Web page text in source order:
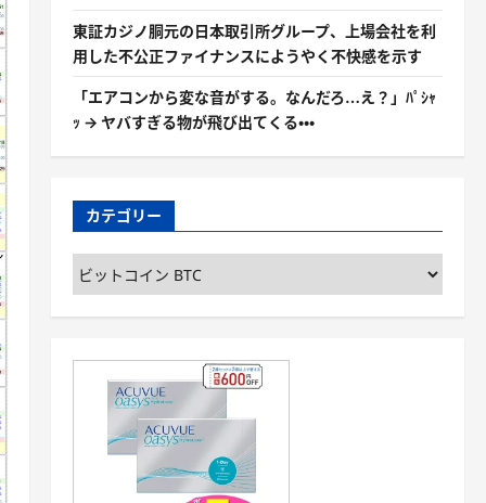
東証カジノ胴元の日本取引所グループ、上場会社を利
用した不公正ファイナンスにようやく不快感を示す
「エアコンから変な音がする。なんだろ…え？」ﾊﾟｼｬ
ｯ → ヤバすぎる物が飛び出てくる・・・
カテゴリー